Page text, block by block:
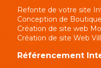
Refonte de votre site
Conception de
Création de site web
Création de site Web
Référencement